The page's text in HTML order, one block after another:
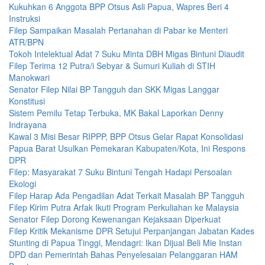
Kukuhkan 6 Anggota BPP Otsus Asli Papua, Wapres Beri 4
Instruksi
Filep Sampaikan Masalah Pertanahan di Pabar ke Menteri
ATR/BPN
Tokoh Intelektual Adat 7 Suku Minta DBH Migas Bintuni Diaudit
Filep Terima 12 Putra/i Sebyar & Sumuri Kuliah di STIH
Manokwari
Senator Filep Nilai BP Tangguh dan SKK Migas Langgar
Konstitusi
Sistem Pemilu Tetap Terbuka, MK Bakal Laporkan Denny
Indrayana
Kawal 3 Misi Besar RIPPP, BPP Otsus Gelar Rapat Konsolidasi
Papua Barat Usulkan Pemekaran Kabupaten/Kota, Ini Respons
DPR
Filep: Masyarakat 7 Suku Bintuni Tengah Hadapi Persoalan
Ekologi
Filep Harap Ada Pengadilan Adat Terkait Masalah BP Tangguh
Filep Kirim Putra Arfak Ikuti Program Perkuliahan ke Malaysia
Senator Filep Dorong Kewenangan Kejaksaan Diperkuat
Filep Kritik Mekanisme DPR Setujui Perpanjangan Jabatan Kades
Stunting di Papua Tinggi, Mendagri: Ikan Dijual Beli Mie Instan
DPD dan Pemerintah Bahas Penyelesaian Pelanggaran HAM